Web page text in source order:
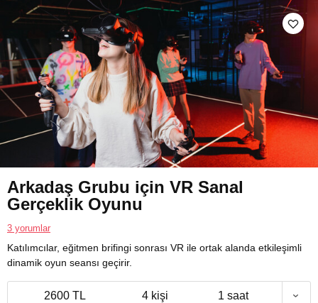
Arkadaş Grubu için VR Sanal
Gerçeklik Oyunu
3 yorumlar
Katılımcılar, eğitmen brifingi sonrası VR ile ortak alanda etkileşimli
dinamik oyun seansı geçirir.
2600 TL 4 kişi 1 saat